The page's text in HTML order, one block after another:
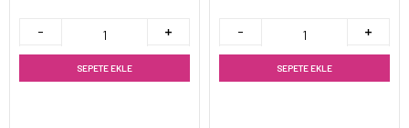
SEPETE EKLE SEPETE EKLE